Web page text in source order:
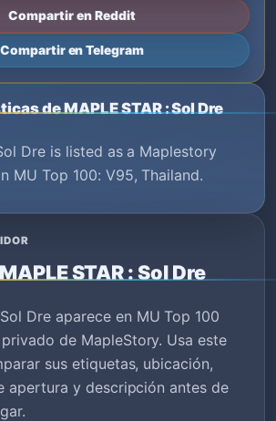
Compartir en Reddit
Compartir en Telegram
de MAPLE STAR : Sol Dre
Dre is listed as a Maplestory
MU Top 100: V95, Thailand.
STAR : Sol Dre
Dre aparece en MU Top 100
de MapleStory. Usa este
sus etiquetas, ubicación,
apertura y descripción antes de